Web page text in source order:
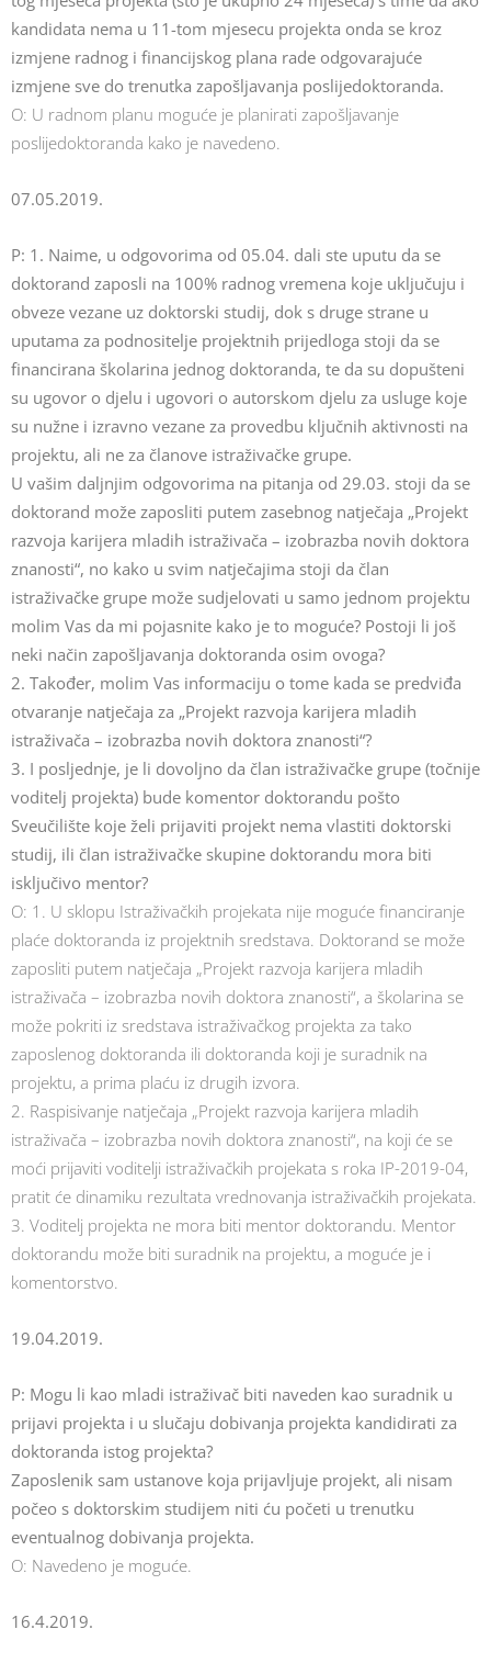
kandidata nema u 11-tom mjesecu projekta onda se kroz
izmjene radnog i financijskog plana rade odgovarajuće
izmjene sve do trenutka zapošljavanja poslijedoktoranda.
O: U radnom planu moguće je planirati zapošljavanje
poslijedoktoranda kako je navedeno.
07.05.2019.
P: 1. Naime, u odgovorima od 05.04. dali ste uputu da se
doktorand zaposli na 100% radnog vremena koje uključuju i
obveze vezane uz doktorski studij, dok s druge strane u
uputama za podnositelje projektnih prijedloga stoji da se
financirana školarina jednog doktoranda, te da su dopušteni
su ugovor o djelu i ugovori o autorskom djelu za usluge koje
su nužne i izravno vezane za provedbu ključnih aktivnosti na
projektu, ali ne za članove istraživačke grupe.
U vašim daljnjim odgovorima na pitanja od 29.03. stoji da se
doktorand može zaposliti putem zasebnog natječaja „Projekt
razvoja karijera mladih istraživača – izobrazba novih doktora
znanosti“, no kako u svim natječajima stoji da član
istraživačke grupe može sudjelovati u samo jednom projektu
molim Vas da mi pojasnite kako je to moguće? Postoji li još
neki način zapošljavanja doktoranda osim ovoga?
2. Također, molim Vas informaciju o tome kada se predviđa
otvaranje natječaja za „Projekt razvoja karijera mladih
istraživača – izobrazba novih doktora znanosti“?
3. I posljednje, je li dovoljno da član istraživačke grupe (točnije
voditelj projekta) bude komentor doktorandu pošto
Sveučilište koje želi prijaviti projekt nema vlastiti doktorski
studij, ili član istraživačke skupine doktorandu mora biti
isključivo mentor?
O: 1. U sklopu Istraživačkih projekata nije moguće financiranje
plaće doktoranda iz projektnih sredstava. Doktorand se može
zaposliti putem natječaja „Projekt razvoja karijera mladih
istraživača – izobrazba novih doktora znanosti“, a školarina se
može pokriti iz sredstava istraživačkog projekta za tako
zaposlenog doktoranda ili doktoranda koji je suradnik na
projektu, a prima plaću iz drugih izvora.
2. Raspisivanje natječaja „Projekt razvoja karijera mladih
istraživača – izobrazba novih doktora znanosti“, na koji će se
moći prijaviti voditelji istraživačkih projekata s roka IP-2019-04,
pratit će dinamiku rezultata vrednovanja istraživačkih projekata.
3. Voditelj projekta ne mora biti mentor doktorandu. Mentor
doktorandu može biti suradnik na projektu, a moguće je i
komentorstvo.
19.04.2019.
P: Mogu li kao mladi istraživač biti naveden kao suradnik u
prijavi projekta i u slučaju dobivanja projekta kandidirati za
doktoranda istog projekta?
Zaposlenik sam ustanove koja prijavljuje projekt, ali nisam
počeo s doktorskim studijem niti ću početi u trenutku
eventualnog dobivanja projekta.
O: Navedeno je moguće.
16.4.2019.